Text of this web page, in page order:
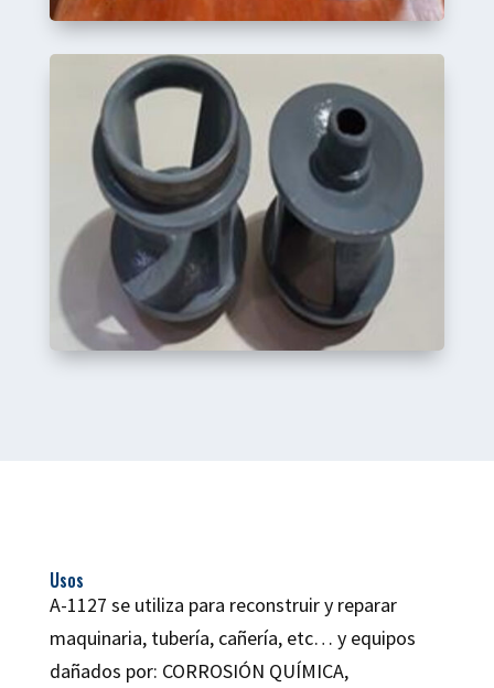
Usos
A-1127 se utiliza para reconstruir y reparar
maquinaria, tubería, cañería, etc… y equipos
dañados por: CORROSIÓN QUÍMICA,